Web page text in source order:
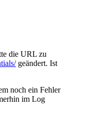
die URL zu
geändert. Ist
noch ein Fehler
im Log